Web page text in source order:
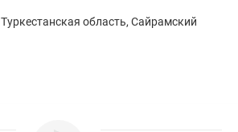
Туркестанская область, Сайрамский